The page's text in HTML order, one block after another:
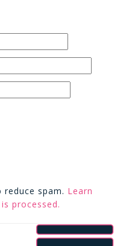
spam. Learn
processed.